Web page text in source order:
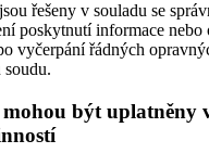
řešeny v souladu se
poskytnutí informace nebo
vyčerpání řádných
soudu.
mohou být uplatněny